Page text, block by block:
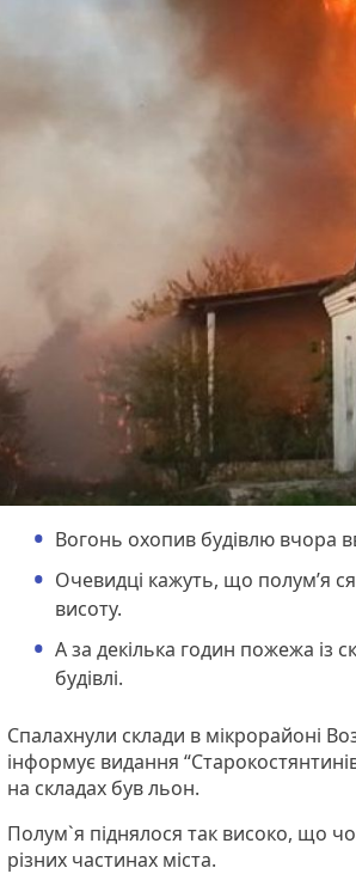
Вогонь охопив будівлю вчора
Очевидці кажуть, що полум’я
висоту.
А за декілька годин пожежа із
будівлі.
Спалахнули склади в мікрорайоні
інформує видання
на складах був льон.
Полум`я піднялося так високо, що
різних частинах міста.